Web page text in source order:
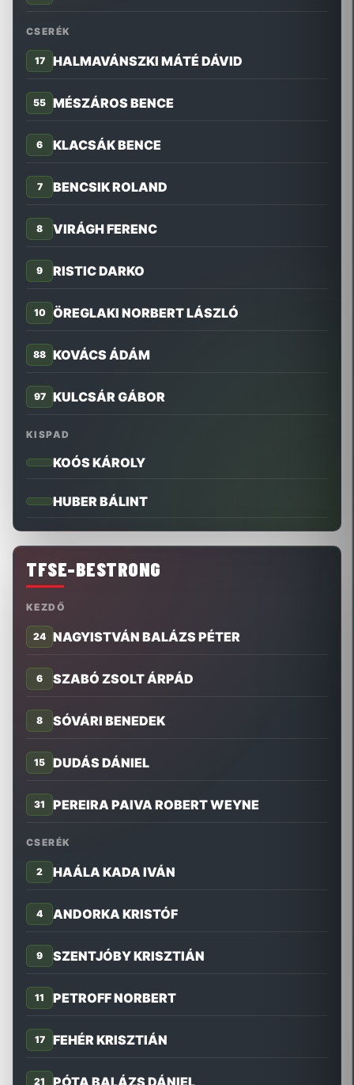
CSERÉK
17 HALMAVÁNSZKI MÁTÉ DÁVID
55 MÉSZÁROS BENCE
6 KLACSÁK BENCE
7 BENCSIK ROLAND
8 VIRÁGH FERENC
9 RISTIC DARKO
10 ÖREGLAKI NORBERT LÁSZLÓ
88 KOVÁCS ÁDÁM
97 KULCSÁR GÁBOR
KISPAD
KOÓS KÁROLY
HUBER BÁLINT
TFSE-BESTRONG
KEZDŐ
24 NAGYISTVÁN BALÁZS PÉTER
6 SZABÓ ZSOLT ÁRPÁD
8 SÓVÁRI BENEDEK
15 DUDÁS DÁNIEL
31 PEREIRA PAIVA ROBERT WEYNE
CSERÉK
2 HAÁLA KADA IVÁN
4 ANDORKA KRISTÓF
9 SZENTJÓBY KRISZTIÁN
11 PETROFF NORBERT
17 FEHÉR KRISZTIÁN
21 PÓTA BALÁZS DÁNIEL